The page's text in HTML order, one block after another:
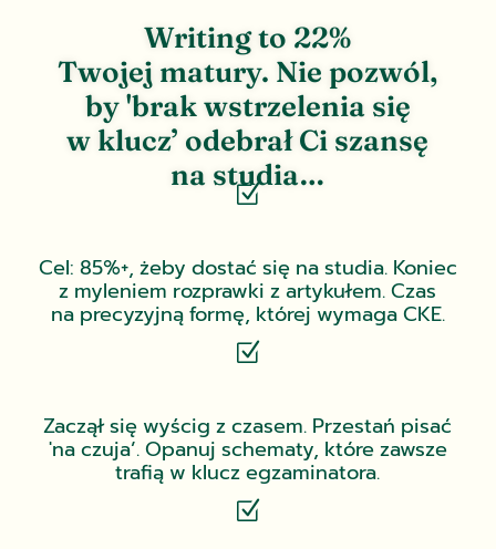
Writing to 22%
Twojej matury. Nie pozwól,
by 'brak wstrzelenia się
w klucz’ odebrał Ci szansę
na studia…
Z
Cel: 85%+, żeby dostać się na studia. Koniec
z myleniem rozprawki z artykułem. Czas
na precyzyjną formę, której wymaga CKE.
Z
Zaczął się wyścig z czasem. Przestań pisać
'na czuja’. Opanuj schematy, które zawsze
trafią w klucz egzaminatora.
Z